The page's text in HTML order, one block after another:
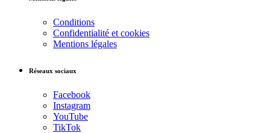
Conditions
Confidentialité et cookies
Mentions légales
Réseaux sociaux
Facebook
Instagram
YouTube
TikTok